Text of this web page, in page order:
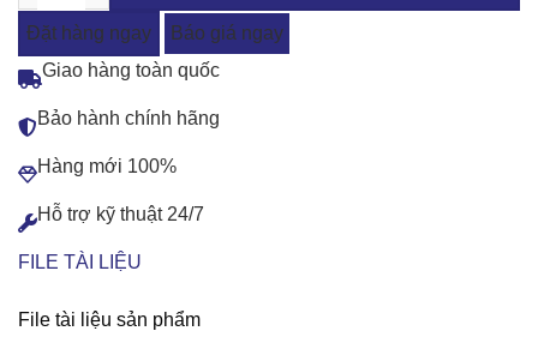
Đặt hàng ngay
Báo giá ngay
Giao hàng toàn quốc
Bảo hành chính hãng
Hàng mới 100%
Hỗ trợ kỹ thuật 24/7
FILE TÀI LIỆU
File tài liệu sản phẩm